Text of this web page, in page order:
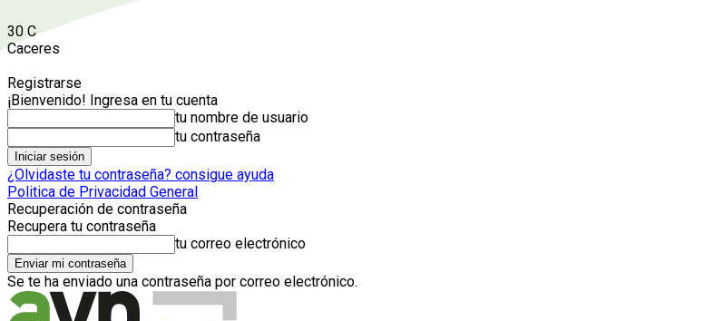
30 C
Caceres
Registrarse
¡Bienvenido! Ingresa en tu cuenta
tu nombre de usuario
tu contraseña
¿Olvidaste tu contraseña? consigue ayuda
Politica de Privacidad General
Recuperación de contraseña
Recupera tu contraseña
tu correo electrónico
Se te ha enviado una contraseña por correo electrónico.